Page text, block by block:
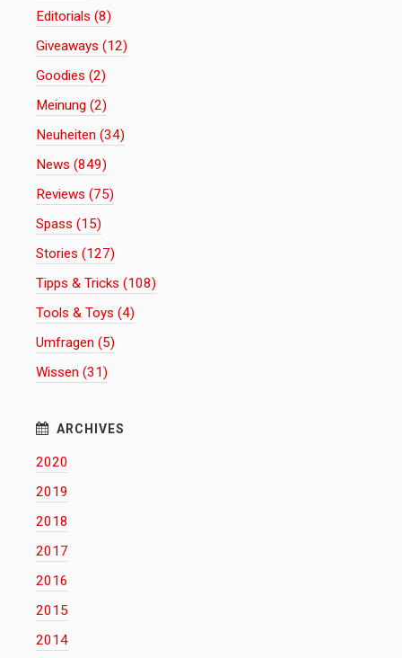
Editorials (8)
Giveaways (12)
Goodies (2)
Meinung (2)
Neuheiten (34)
News (849)
Reviews (75)
Spass (15)
Stories (127)
Tipps & Tricks (108)
Tools & Toys (4)
Umfragen (5)
Wissen (31)
2020
2019
2018
2017
2016
2015
2014